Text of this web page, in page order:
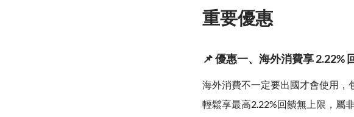
重要優惠
📌 優惠一、海外消費享 2.22%
海外消費不一定要出國才會使用，
輕鬆享最高2.22%回饋無上限，屬